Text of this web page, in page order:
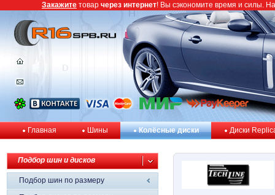
Главная Шины Колёсные диски Диски
Подбор шин и дисков
Подбор шин по размеру
Закажите товар через интернет! Вы сэкономите время и силы.